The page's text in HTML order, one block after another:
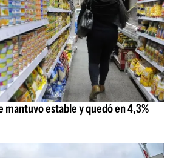
mantuvo estable y quedó en 4,3%